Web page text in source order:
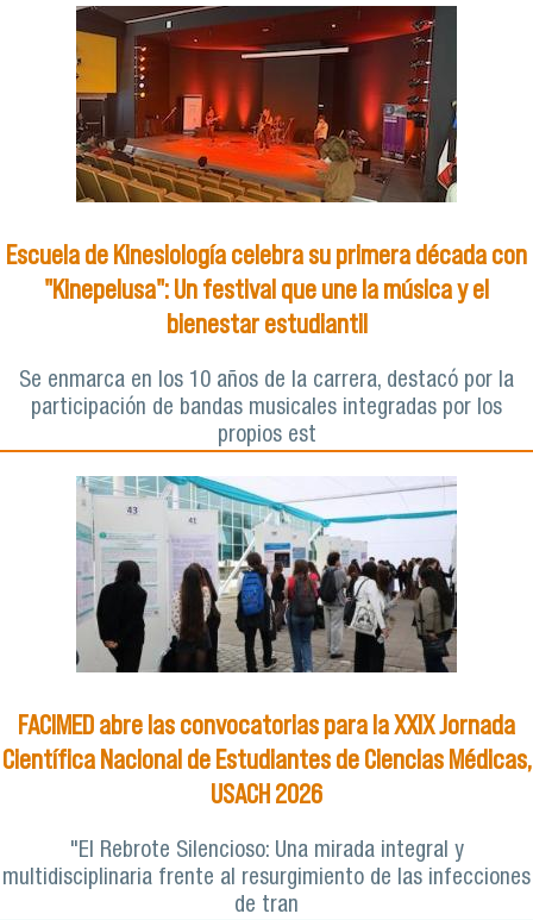
Escuela de Kinesiología celebra su primera década con
"Kinepelusa": Un festival que une la música y el
bienestar estudiantil
Se enmarca en los 10 años de la carrera, destacó por la
participación de bandas musicales integradas por los
propios est
FACIMED abre las convocatorias para la XXIX Jornada
Científica Nacional de Estudiantes de Ciencias Médicas,
USACH 2026
"El Rebrote Silencioso: Una mirada integral y
multidisciplinaria frente al resurgimiento de las infecciones
de tran